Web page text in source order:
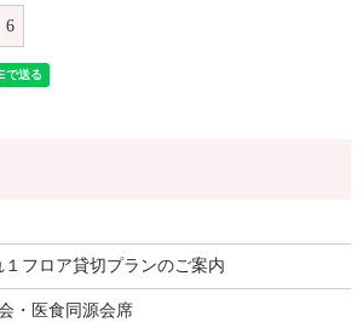
6
フロア貸切プランのご案内
・医食同源会席